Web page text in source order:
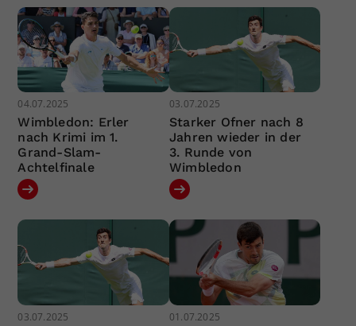
04.07.2025
Wimbledon: Erler
nach Krimi im 1.
Grand-Slam-
Achtelfinale
03.07.2025
Starker Ofner nach 8
Jahren wieder in der
3. Runde von
Wimbledon
03.07.2025 01.07.2025